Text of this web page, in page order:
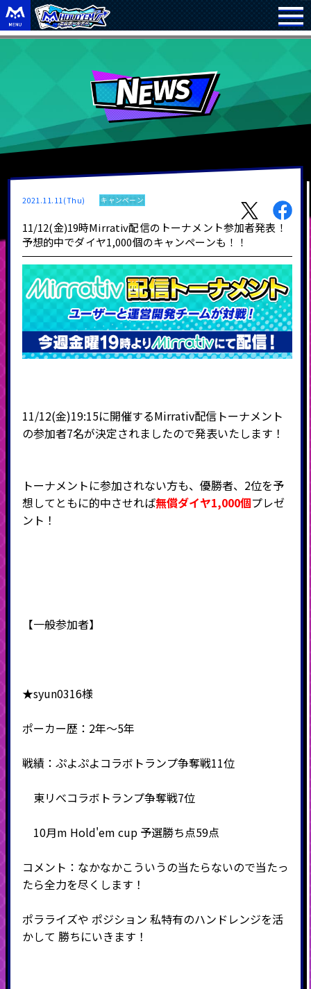
2021.11.11(Thu) キャンペーン
11/12(金)19時Mirrativ配信のトーナメント参加者発表！
予想的中でダイヤ1,000個のキャンペーンも！！
11/12(金)19:15に開催するMirrativ配信トーナメント
の参加者7名が決定されましたので発表いたします！
トーナメントに参加されない方も、優勝者、2位を予
想してともに的中させれば無償ダイヤ1,000個プレゼ
ント！
【一般参加者】
★syun0316様
ポーカー歴：2年～5年
戦績：ぷよぷよコラボトランプ争奪戦11位
東リべコラボトランプ争奪戦7位
10月m Hold'em cup 予選勝ち点59点
コメント：なかなかこういうの当たらないので当たっ
たら全力を尽くします！
ポラライズや ポジション 私特有のハンドレンジを活
かして 勝ちにいきます！